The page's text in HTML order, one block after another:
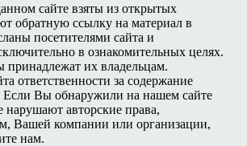
сайте взяты из открытых
обратную ссылку на материал в
посетителями сайта и
в ознакомительных целях.
принадлежат их владельцам.
ответственности за содержание
Если Вы обнаружили на нашем сайте
нарушают авторские права,
Вашей компании или организации,
нам.